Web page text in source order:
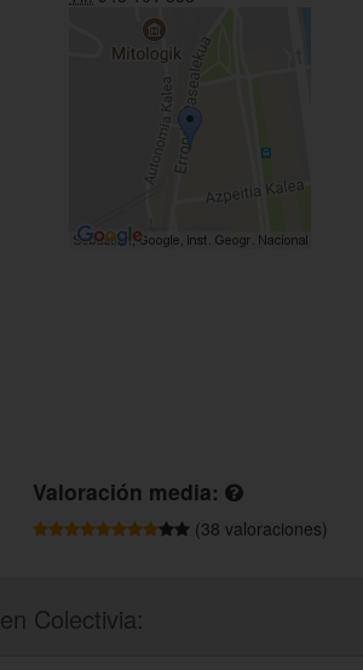
Valoración media:
(38 valoraciones)
en Colectivia: